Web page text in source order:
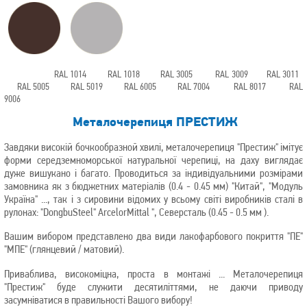
RAL 1014 RAL 1018 RAL 3005 RAL 3009 RAL 3011
RAL 5005 RAL 5019 RAL 6005 RAL 7004 RAL 8017 RAL
9006
Металочерепиця ПРЕСТИЖ
Завдяки високій бочкообразной хвилі, металочерепиця "Престиж" імітує
форми середземноморської натуральної черепиці, на даху виглядає
дуже вишукано і багато. Проводиться за індивідуальними розмірами
замовника як з бюджетних матеріалів (0.4 - 0.45 мм) "Китай", "Модуль
Україна" ..., так і з сировини відомих у всьому світі виробників сталі в
рулонах: "DongbuSteel" ArcelorMittal ", Северсталь (0.45 - 0.5 мм ).
Вашим вибором представлено два види лакофарбового покриття "ПЕ"
"МПЕ" (глянцевий / матовий).
Приваблива, високоміцна, проста в монтажі ... Металочерепиця
"Престиж" буде служити десятиліттями, не даючи приводу
засумніватися в правильності Вашого вибору!